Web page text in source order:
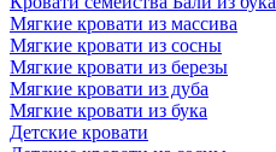
Мягкие кровати из массива
Мягкие кровати из сосны
Мягкие кровати из березы
Мягкие кровати из дуба
Мягкие кровати из бука
Детские кровати